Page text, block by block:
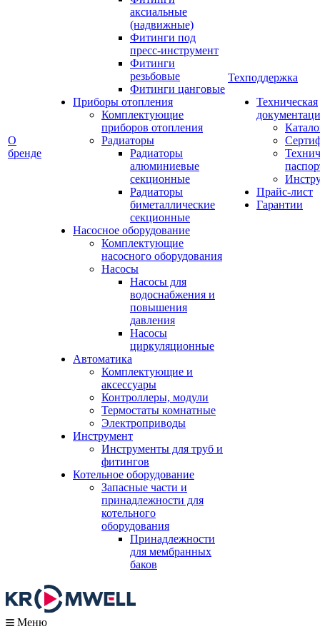
О
бренде
аксиальные
(надвижные)
Фитинги под
пресс-инструмент
Фитинги
резьбовые
Фитинги цанговые
Приборы отопления
Комплектующие
приборов отопления
Радиаторы
Радиаторы
алюминиевые
секционные
Радиаторы
биметаллические
секционные
Насосное оборудование
Комплектующие
насосного оборудования
Насосы
Насосы для
водоснабжения и
повышения
давления
Насосы
циркуляционные
Автоматика
Комплектующие и
аксессуары
Контроллеры, модули
Термостаты комнатные
Электроприводы
Инструмент
Инструменты для труб и
фитингов
Котельное оборудование
Запасные части и
принадлежности для
котельного
оборудования
Принадлежности
для мембранных
баков
Техподдержка
Техническая
Прайс-лист
Гарантии
Меню